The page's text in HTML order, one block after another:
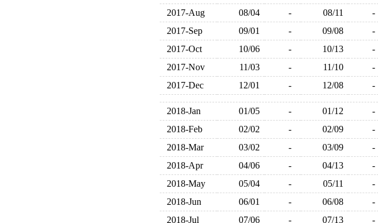
2017-Aug
08/04 - 08/11 -
2017-Sep
09/01 - 09/08 -
2017-Oct
10/06 - 10/13 -
2017-Nov
11/03 - 11/10 -
2017-Dec
12/01 - 12/08 -
2018-Jan 01/05 - 01/12 -
2018-Feb
02/02 - 02/09 -
2018-Mar
03/02 - 03/09 -
2018-Apr
04/06 - 04/13 -
2018-May
05/04 - 05/11 -
2018-Jun
06/01 - 06/08 -
2018-Jul
07/06 - 07/13 -